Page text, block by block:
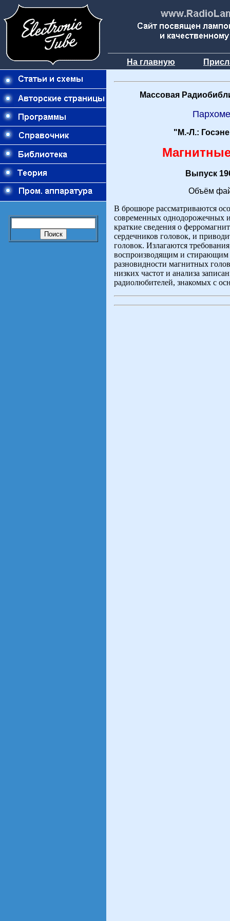
На главную
Массовая
"М.-Л.:
Выпуск
Объём
В брошюре рассматриваются
современных однодорожечных
краткие сведения о
сердечников головок, и
головок. Излагаются
воспроизводящим и стирающим
разновидности магнитных
низких частот и анализа
радиолюбителей, знакомых с